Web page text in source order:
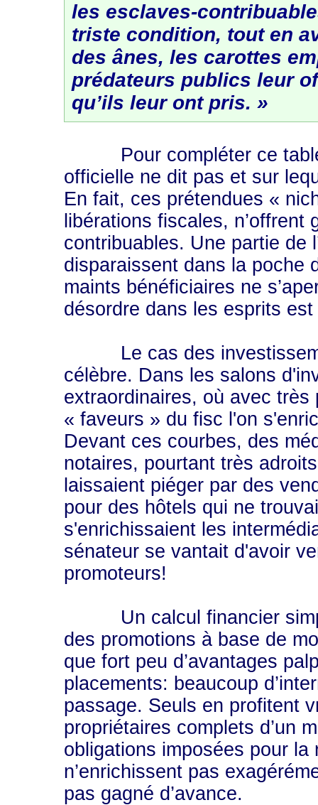
les esclaves-
triste condition, tout en
des ânes, les carottes
prédateurs publics leur
qu’ils leur ont pris. »
Pour compléter ce
officielle ne dit pas et sur
En fait, ces prétendues «
libérations fiscales,
contribuables. Une partie de
disparaissent dans la poche
maints bénéficiaires ne
désordre dans les esprits
Le cas des
célèbre. Dans les salons
extraordinaires, où avec
« faveurs » du fisc l'on
Devant ces courbes, des
notaires, pourtant très
laissaient piéger par des
pour des hôtels qui ne
s'enrichissaient les
sénateur se vantait d'avoir
promoteurs!
Un calcul financier
des promotions à base de
que fort peu d’avantages
placements: beaucoup
passage. Seuls en profitent
propriétaires complets d’un
obligations imposées pour
n’enrichissent pas
pas gagné d’avance.